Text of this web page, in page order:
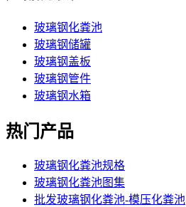
玻璃钢化粪池
玻璃钢储罐
玻璃钢盖板
玻璃钢管件
玻璃钢水箱
热门产品
玻璃钢化粪池规格
玻璃钢化粪池图集
批发玻璃钢化粪池-模压化粪池